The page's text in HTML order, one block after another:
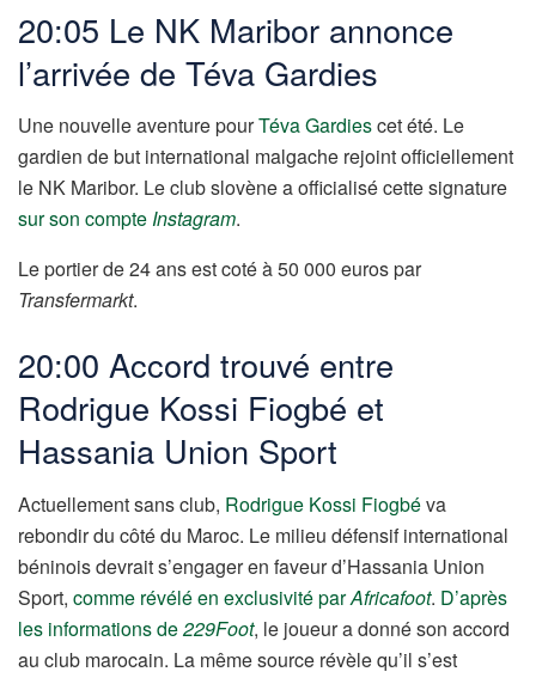
20:05 Le NK Maribor annonce
l’arrivée de Téva Gardies
Une nouvelle aventure pourTéva Gardiescet été. Le
gardien de but international malgache rejoint officiellement
le NK Maribor. Le club slovène a officialisé cette signature
sur son compteInstagram.
Le portier de 24 ans est coté à 50 000 euros par
Transfermarkt.
20:00 Accord trouvé entre
Rodrigue Kossi Fiogbé et
Hassania Union Sport
Actuellement sans club, Rodrigue Kossi Fiogbéva
rebondir du côté du Maroc. Le milieu défensif international
béninois devrait s’engager en faveur d’Hassania Union
Sport, comme révélé en exclusivité parAfricafoot. D’après
les informations de229Foot, le joueur a donné son accord
au club marocain. La même source révèle qu’il s’est